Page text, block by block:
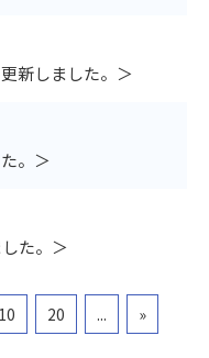
新しました。＞
。＞
た。＞
10 20 ... »